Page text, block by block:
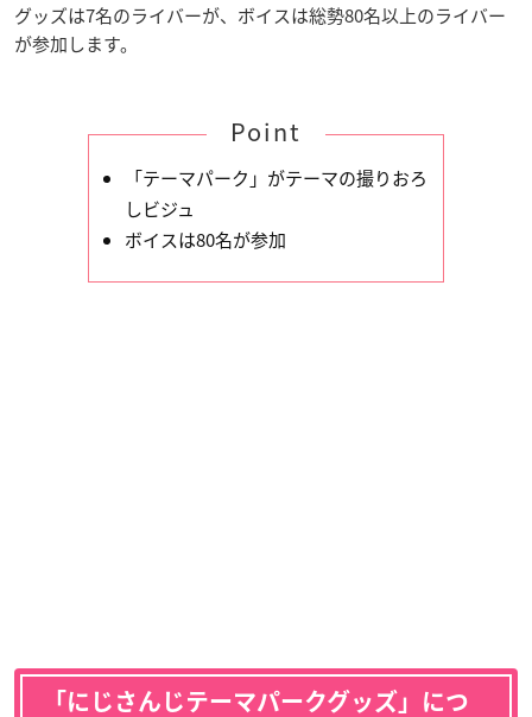
グッズは7名のライバーが、ボイスは総勢80名以上のライバー
が参加します。
Point
「テーマパーク」がテーマの撮りおろ
しビジュ
ボイスは80名が参加
「にじさんじテーマパークグッズ」につ